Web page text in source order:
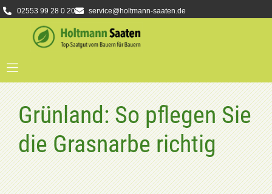
02553 99 28 0 20 service@holtmann-saaten.de
Grünland: So pflegen Sie
die Grasnarbe richtig